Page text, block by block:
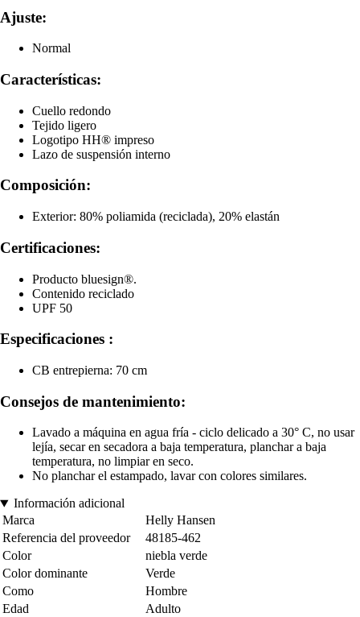
Ajuste:
Normal
Características:
Cuello redondo
Tejido ligero
Logotipo HH® impreso
Lazo de suspensión interno
Composición:
Exterior: 80% poliamida (reciclada), 20% elastán
Certificaciones:
Producto bluesign®.
Contenido reciclado
UPF 50
Especificaciones :
CB entrepierna: 70 cm
Consejos de mantenimiento:
Lavado a máquina en agua fría - ciclo delicado a 30° C, no usar
lejía, secar en secadora a baja temperatura, planchar a baja
temperatura, no limpiar en seco.
No planchar el estampado, lavar con colores similares.
Información adicional
Marca
Helly Hansen
Referencia del proveedor
48185-462
Color
niebla verde
Color dominante
Verde
Como
Hombre
Edad
Adulto